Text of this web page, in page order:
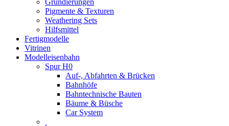
Grundierungen
Pigmente & Texturen
Weathering Sets
Hilfsmittel
Fertigmodelle
Vitrinen
Modelleisenbahn
Spur H0
Auf-, Abfahrten & Brücken
Bahnhöfe
Bahntechnische Bauten
Bäume & Büsche
Car System